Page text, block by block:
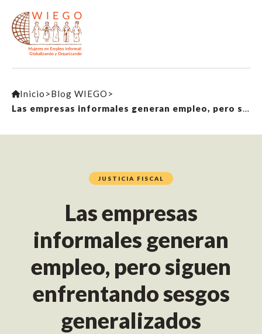
Inicio >Blog WIEGO >
Las empresas informales generan empleo, pero siguen enfrentando sesgos generalizados
JUSTICIA FISCAL
Las empresas
informales generan
empleo, pero siguen
enfrentando sesgos
generalizados